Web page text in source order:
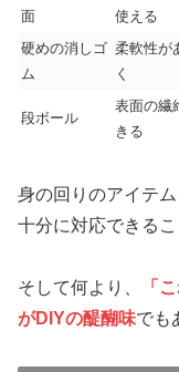
面
使える
硬めの消しゴ
ム
柔軟性が
く
段ボール
表面の繊
きる
身の回りのアイテ
十分に対応できるこ
そして何より、
「
がDIYの醍醐味でも